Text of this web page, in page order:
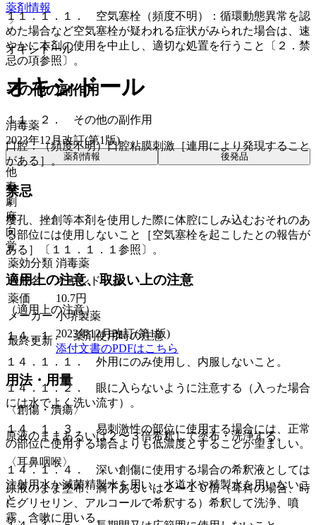
１１．１．１． 空気塞栓（頻度不明）：循環動態異常を認
めた場合など空気塞栓が疑われる症状がみられた場合は、速
やかに本剤の使用を中止し、適切な処置を行うこと〔２．禁
忌の項参照〕。
その他の副作用
１１．２． その他の副作用
口腔：（頻度不明）口腔粘膜刺激［連用により発現すること
がある］。
禁忌
瘻孔、挫創等本剤を使用した際に体腔にしみ込むおそれのあ
る部位には使用しないこと［空気塞栓を起こしたとの報告が
ある］〔１１．１．１参照〕。
適用上の注意、取扱い上の注意
（適用上の注意）
１４．１． 薬剤使用時の注意
１４．１．１． 外用にのみ使用し、内服しないこと。
１４．１．２． 眼に入らないように注意する（入った場合
には水でよく洗い流す）。
１４．１．３． 易刺激性の部位に使用する場合には、正常
の部位に使用する場合よりも低濃度とすることが望ましい。
１４．１．４． 深い創傷に使用する場合の希釈液としては
注射用水か滅菌精製水を用い、水道水や精製水を用いないこ
と。
薬剤情報
オキシドール
オキシドール
消毒薬
2023年12月改訂(第1版)
薬剤情報 後発品
他
毒
劇
麻
向
覚
薬効分類 消毒薬
一般名
オキシドール
薬価
10.7円
メーカー 小堺製薬
最終更新
2023年12月改訂(第1版)
添付文書のPDFはこちら
用法・用量
〈創傷・潰瘍〉
原液のままあるいは２〜３倍希釈して塗布・洗浄する。
〈耳鼻咽喉〉
原液のまま塗布、滴下あるいは２〜１０倍（耳科の場合、時
にグリセリン、アルコールで希釈する）希釈して洗浄、噴
霧、含嗽に用いる。